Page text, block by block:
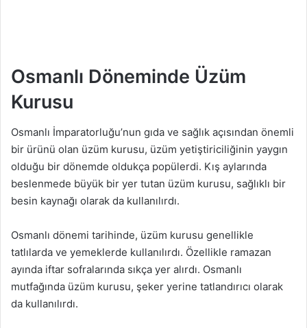
Osmanlı Döneminde Üzüm
Kurusu
Osmanlı İmparatorluğu’nun gıda ve sağlık açısından önemli
bir ürünü olan üzüm kurusu, üzüm yetiştiriciliğinin yaygın
olduğu bir dönemde oldukça popülerdi. Kış aylarında
beslenmede büyük bir yer tutan üzüm kurusu, sağlıklı bir
besin kaynağı olarak da kullanılırdı.
Osmanlı dönemi tarihinde, üzüm kurusu genellikle
tatlılarda ve yemeklerde kullanılırdı. Özellikle ramazan
ayında iftar sofralarında sıkça yer alırdı. Osmanlı
mutfağında üzüm kurusu, şeker yerine tatlandırıcı olarak
da kullanılırdı.